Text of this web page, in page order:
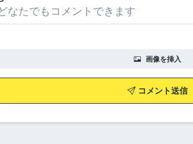
画像を挿入
コメント送信